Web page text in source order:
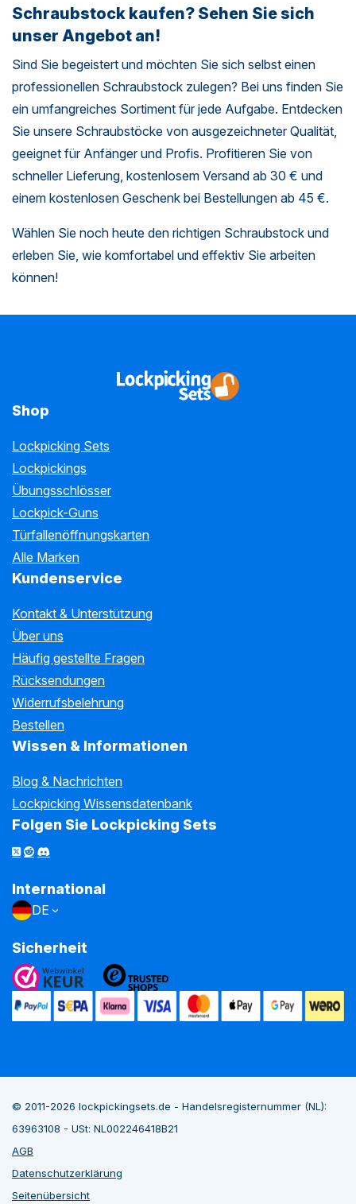
Schraubstock kaufen? Sehen Sie sich
unser Angebot an!
Sind Sie begeistert und möchten Sie sich selbst einen
professionellen Schraubstock zulegen? Bei uns finden Sie
ein umfangreiches Sortiment für jede Aufgabe. Entdecken
Sie unsere Schraubstöcke von ausgezeichneter Qualität,
geeignet für Anfänger und Profis. Profitieren Sie von
schneller Lieferung, kostenlosem Versand ab 30 € und
einem kostenlosen Geschenk bei Bestellungen ab 45 €.
Wählen Sie noch heute den richtigen Schraubstock und
erleben Sie, wie komfortabel und effektiv Sie arbeiten
können!
Shop
Lockpicking Sets
Lockpickings
Übungsschlösser
Lockpick-Guns
Türfallenöffnungskarten
Alle Marken
Kundenservice
Kontakt & Unterstützung
Über uns
Häufig gestellte Fragen
Rücksendungen
Widerrufsbelehrung
Bestellen
Wissen & Informationen
Blog & Nachrichten
Lockpicking Wissensdatenbank
Folgen Sie Lockpicking Sets
International
DE
Sicherheit
© 2011-2026 lockpickingsets.de - Handelsregisternummer (NL):
63963108 - USt: NL002246418B21
AGB
Datenschutzerklärung
Seitenübersicht